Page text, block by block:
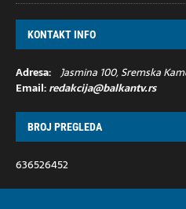
KONTAKT INFO
Adresa: Jasmina 100, Sremska
Email:redakcija@balkantv.rs
BROJ PREGLEDA
636526452